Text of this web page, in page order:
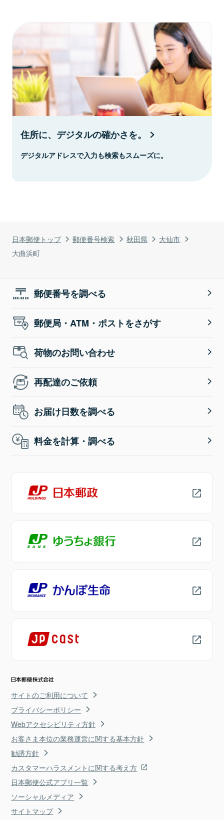
日本郵便トップ 郵便番号検索 秋田県
大仙市
大曲浜町
住所に、デジタルの確かさを。
デジタルアドレスで入力も検索もスムーズに。
郵便番号を調べる
郵便局・ATM・ポストをさがす
荷物のお問い合わせ
再配達のご依頼
お届け日数を調べる
料金を計算・調べる
サイトのご利用について
プライバシーポリシー
Webアクセシビリティ方針
お客さま本位の業務運営に関する基本方針
勧誘方針
カスタマーハラスメントに関する考え方
日本郵便公式アプリ一覧
ソーシャルメディア
サイトマップ